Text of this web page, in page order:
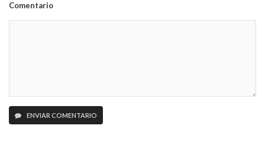
Comentario
ENVIAR COMENTARIO